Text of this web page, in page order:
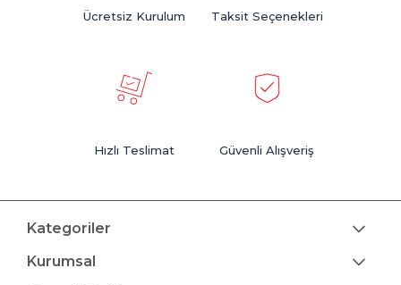
Ücretsiz Kurulum Taksit Seçenekleri
Hızlı Teslimat Güvenli Alışveriş
Kategoriler
Kurumsal